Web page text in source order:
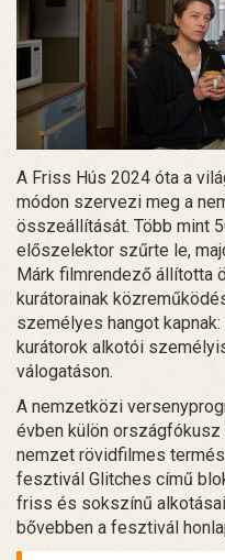
A Friss Hús 2024 óta a
módon szervezi meg a
összeállítását. Több mint
előszelektor szűrte le,
Márk filmrendező állította
kurátorainak
személyes hangot
kurátorok alkotói
válogatáson.
A nemzetközi
évben külön
nemzet rövidfilmes
fesztivál Glitches című
friss és sokszínű
bővebben a fesztivál